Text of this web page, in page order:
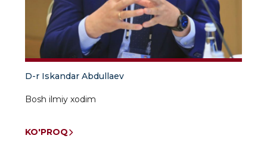
D-r Iskandar Abdullaev
Bosh ilmiy xodim
KO'PROQ